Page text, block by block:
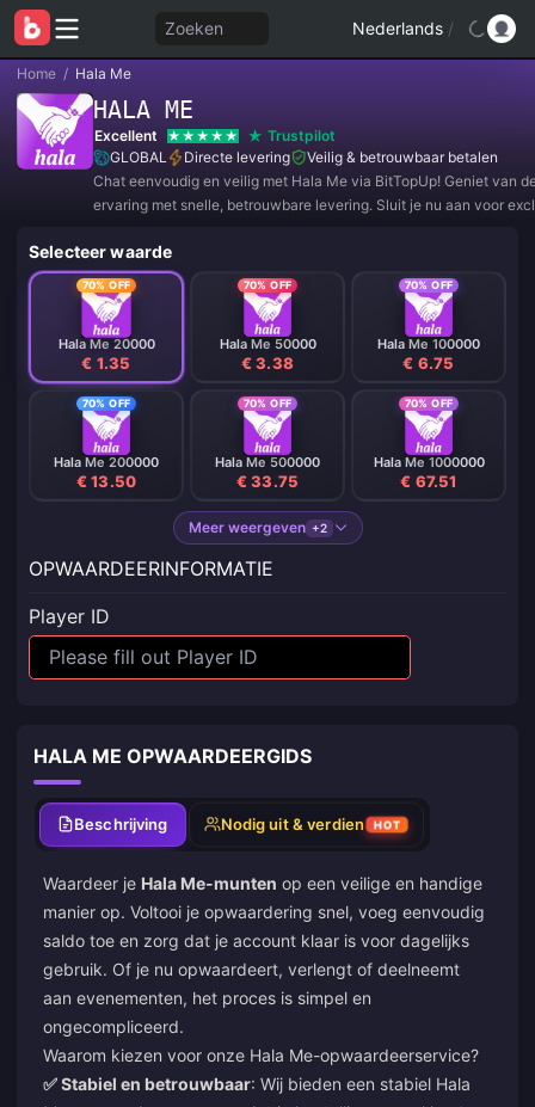
Zoeken Nederlands /
Home / Hala Me
HALA ME
Excellent
Trustpilot
GLOBAL
Directe levering
Veilig & betrouwbaar betalen
Chat eenvoudig en veilig met Hala Me via BitTopUp! Geniet van
ervaring met snelle, betrouwbare levering. Sluit je nu aan voor
Selecteer waarde
70% OFF
Hala Me 20000
€ 1.35
70% OFF
Hala Me 50000
€ 3.38
70% OFF
Hala Me 100000
€ 6.75
70% OFF
Hala Me 200000
€ 13.50
70% OFF
Hala Me 500000
€ 33.75
70% OFF
Hala Me 1000000
€ 67.51
Meer weergeven +2
OPWAARDEERINFORMATIE
Player ID
HALA ME OPWAARDEERGIDS
Beschrijving Nodig uit & verdien HOT
Waardeer je Hala Me-munten op een veilige en handige
manier op. Voltooi je opwaardering snel, voeg eenvoudig
saldo toe en zorg dat je account klaar is voor dagelijks
gebruik. Of je nu opwaardeert, verlengt of deelneemt
aan evenementen, het proces is simpel en
ongecompliceerd.
Waarom kiezen voor onze Hala Me-opwaardeerservice?
✅ Stabiel en betrouwbaar: Wij bieden een stabiel Hala